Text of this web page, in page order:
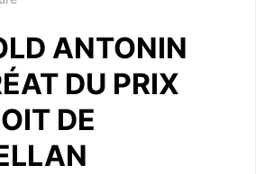
ANTONIN
DU PRIX
DE